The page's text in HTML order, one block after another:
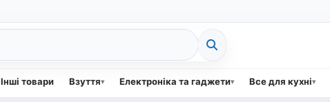
Інші товари Взуття Електроніка та гаджети Все для кухні